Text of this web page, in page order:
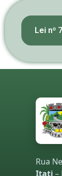
Lei nº
Rua
Itati –